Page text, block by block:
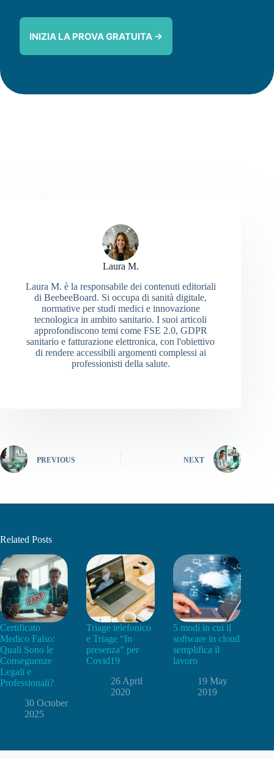
INIZIA LA PROVA GRATUITA →
Laura M.
Laura M. è la responsabile dei contenuti editoriali
di BeebeeBoard. Si occupa di sanità digitale,
normative per studi medici e innovazione
tecnologica in ambito sanitario. I suoi articoli
approfondiscono temi come FSE 2.0, GDPR
sanitario e fatturazione elettronica, con l'obiettivo
di rendere accessibili argomenti complessi ai
professionisti della salute.
PREVIOUS NEXT
Related Posts
Certificato
Medico Falso:
Quali Sono le
Conseguenze
Legali e
Professionali?
30 October
2025
Triage telefonico
e Triage “In
presenza” per
Covid19
26 April
2020
5 modi in cui il
software in cloud
semplifica il
lavoro
19 May
2019